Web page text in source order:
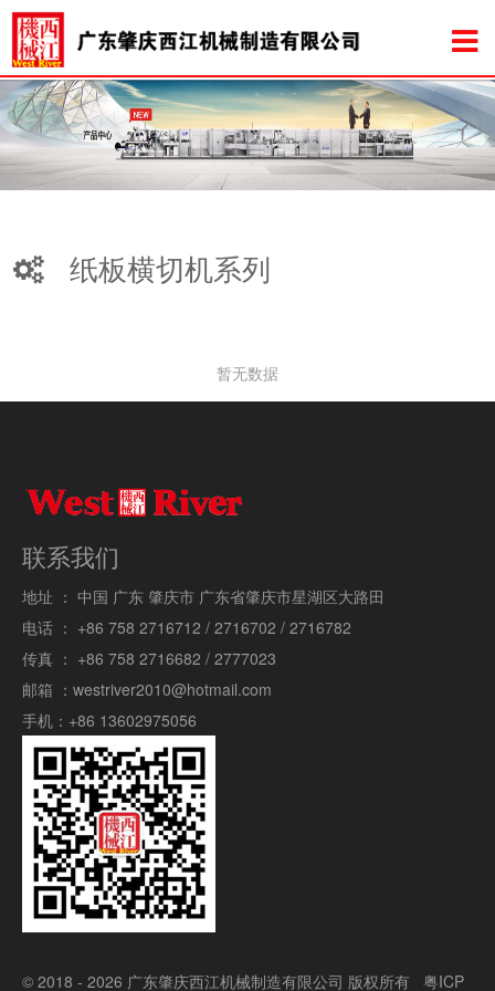
纸板横切机系列
暂无数据
联系我们
地址 ： 中国 广东 肇庆市 广东省肇庆市星湖区大路田
电话 ： +86 758 2716712 / 2716702 / 2716782
传真 ： +86 758 2716682 / 2777023
邮箱 ： westriver2010@hotmail.com
手机： +86 13602975056
© 2018 - 2026 广东肇庆西江机械制造有限公司 版权所有 粤ICP